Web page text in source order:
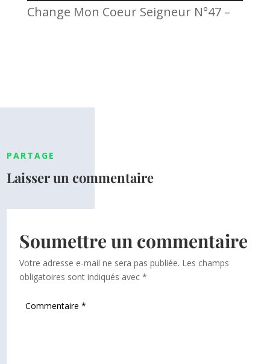
audio
Change Mon Coeur Seigneur N°47 –
PARTAGE
Laisser un commentaire
Soumettre un commentaire
Votre adresse e-mail ne sera pas publiée. Les champs
obligatoires sont indiqués avec*